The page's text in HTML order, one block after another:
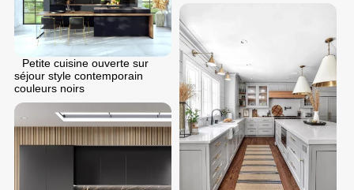
Petite cuisine ouverte sur
séjour style contemporain
couleurs noirs